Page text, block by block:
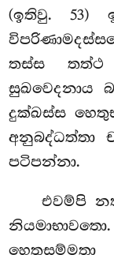
(ඉතිවු. 53)
තස්ස තත්ථ
සුඛවෙදනාය
දුක්ඛස්ස
අනුබද්ධත්තා
පටිපන්නා.
එවම්පි